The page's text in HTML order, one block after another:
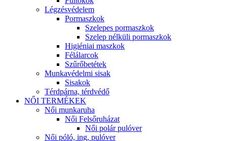
Légzésvédelem
Pormaszkok
Szelepes pormaszkok
Szelep nélküli pormaszkok
Higiéniai maszkok
Félálarcok
Szűrőbetétek
Munkavédelmi sisak
Sisakok
Térdpárna, térdvédő
NŐI TERMÉKEK
Női munkaruha
Női Felsőruházat
Női polár pulóver
Női póló, ing, pulóver